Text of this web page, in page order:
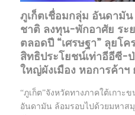
ภูเก็ตเชื่อมกลุ่ม อันดามัน
ชาติ ลงทุน-พักอาศัย ระ
ตลอดปี “เศรษฐา” ลุยโ
สิทธิประโยชน์เท่าอีอีซี-
ใหญ่ผังเมือง หอการค้าฯ
“ภูเก็ต”จังหวัดทางภาคใต้เกาะ
อันดามัน ล้อมรอบไปด้วยมหาส